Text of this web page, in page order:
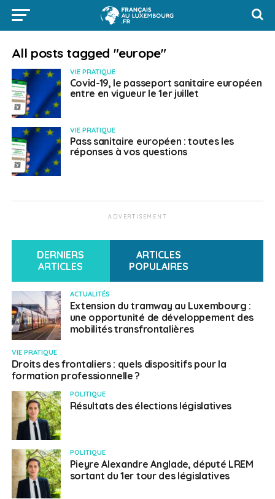
All posts tagged "europe"
VIE PRATIQUE
Covid-19, le passeport sanitaire européen
entre en vigueur le 1er juillet
VIE PRATIQUE
Pass sanitaire européen : toutes les
réponses à vos questions
ADVERTISEMENT
DERNIERS
ARTICLES
ARTICLES
POPULAIRES
ACTUALITÉS
Extension du tramway au Luxembourg :
une opportunité de développement des
mobilités transfrontalières
VIE PRATIQUE
Droits des frontaliers : quels dispositifs pour la
formation professionnelle ?
POLITIQUE
Résultats des élections législatives
POLITIQUE
Pieyre Alexandre Anglade, député LREM
sortant du 1er tour des législatives